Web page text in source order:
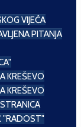
VIJEĆA
PITANJA
KREŠEVO
KREŠEVO
"RADOST"